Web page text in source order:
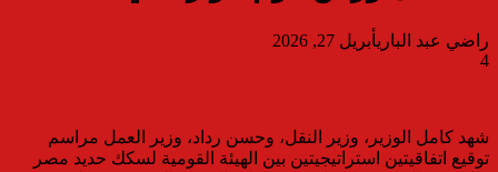
راضي عبد الباريأبريل 27, 2026
4
شهد كامل الوزير، وزير النقل، وحسن رداد، وزير العمل مراسم
توقيع اتفاقيتين استراتيجيتين بين الهيئة القومية لسكك حديد مصر